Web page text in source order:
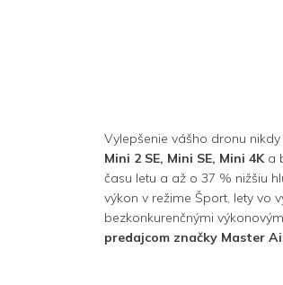
Vylepšenie vášho dronu
Mini 2 SE, Mini SE, Mini 4Ka
času letu a až o 37 % nižšiu
výkon v režime Šport, lety vo
bezkonkurenčnými
predajcom značky Master